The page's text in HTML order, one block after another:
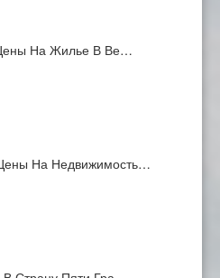
На Жилье В Ве…
На Недвижимость…